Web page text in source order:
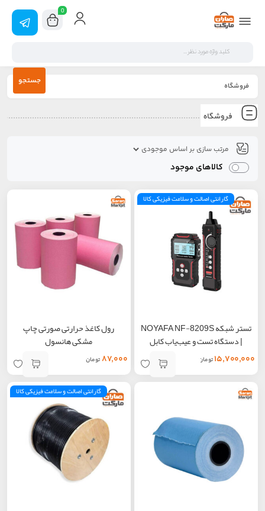
0
جستجو فروشگاه
فروشگاه
کالاهای موجود
گارانتی اصالت و سلامت فیزیکی کالا
تستر شبکه NOYAFA NF-8209S
| دستگاه تست و عیب‌یاب کابل
شبکه چندمنظوره۱۵,۷۰۰,۰۰۰ تومان
رول کاغذ حرارتی صورتی چاپ
مشکی هانسول
۸۷,۰۰۰ تومان
گارانتی اصالت و سلامت فیزیکی کالا